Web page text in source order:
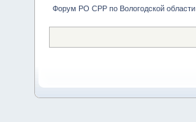
Форум РО СРР по Вологодской области